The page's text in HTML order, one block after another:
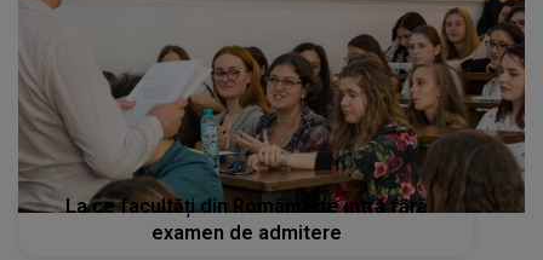
La ce facultăți din România se intră fără
examen de admitere